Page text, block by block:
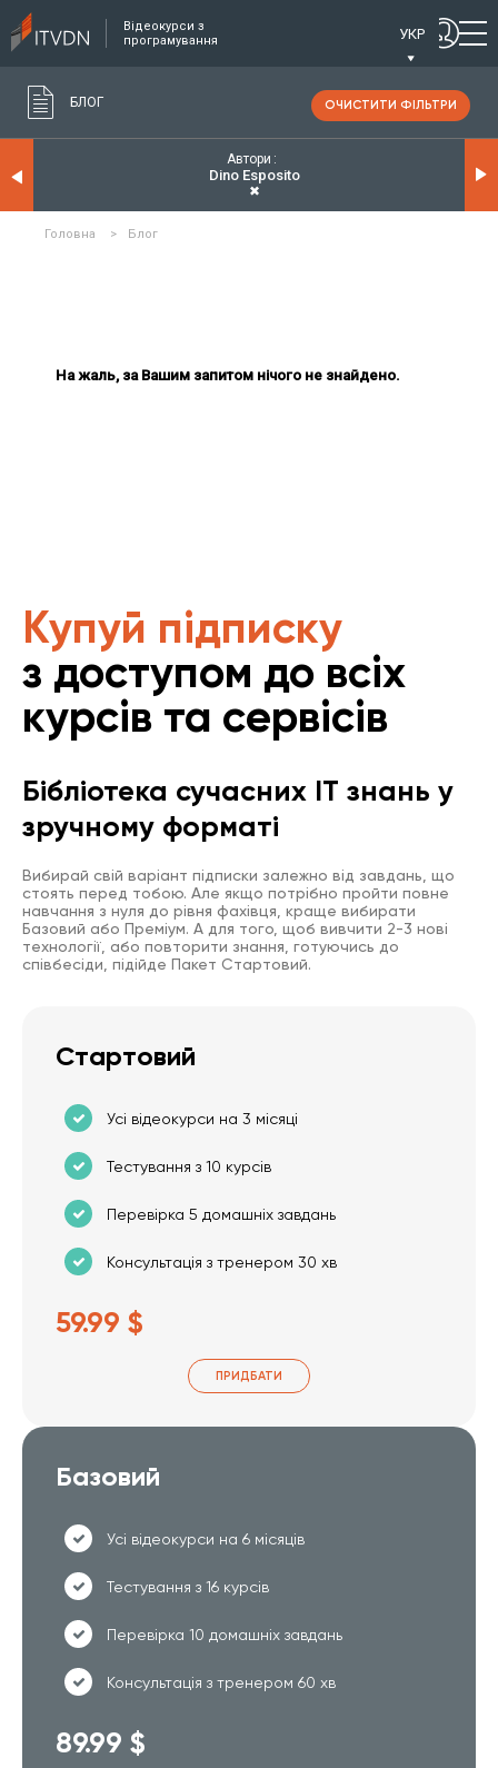
Відеокурси з
програмування
УКР
БЛОГ ОЧИСТИТИ ФІЛЬТРИ
Автори
Dino Esposito
✖
Головна > Блог
На жаль, за Вашим запитом нічого не знайдено.
Купуй підписку
з доступом до всіх
курсів та сервісів
Бібліотека сучасних IT знань у
зручному форматі
Вибирай свій варіант підписки залежно від завдань, що
стоять перед тобою. Але якщо потрібно пройти повне
навчання з нуля до рівня фахівця, краще вибирати
Базовий або Преміум. А для того, щоб вивчити 2-3 нові
технології, або повторити знання, готуючись до
співбесіди, підійде Пакет Стартовий.
Стартовий
Усі відеокурси на 3 місяці
Тестування з 10 курсів
Перевірка 5 домашніх завдань
Консультація з тренером 30 хв
59.99 $
ПРИДБАТИ
Базовий
Усі відеокурси на 6 місяців
Тестування з 16 курсів
Перевірка 10 домашніх завдань
Консультація з тренером 60 хв
89.99 $